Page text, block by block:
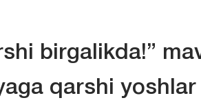
birgalikda!”
qarshi